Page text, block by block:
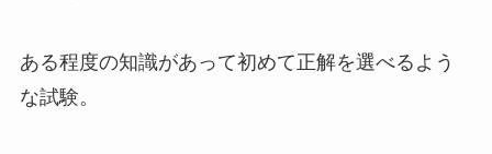
ある程度の知識があって初めて正解を選べるよう
な試験。